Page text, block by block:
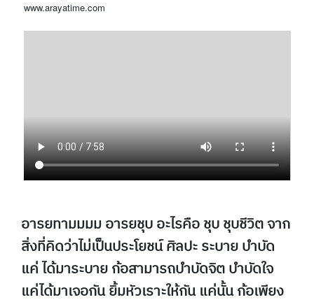
www.arayatime.com
อารยทามมมม อารยชุบ อะไรคือ ชุบ ชุบชีวิต จาก
สิ่งที่คิดว่าไม่เป็นประโยชน์ ศิลปะ ระบาย บำบัด
แค่ ได้มาระบาย ก้อสามารถบำบัดจิต บำบัดใจ
แค่ได้มาเจอกัน ยิ้มหัวเราะให้กัน แค่นั้น ก้อเพียง